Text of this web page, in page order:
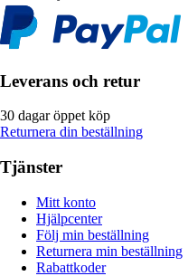
Leverans och retur
30 dagar öppet köp
Returnera din beställning
Tjänster
Mitt konto
Hjälpcenter
Följ min beställning
Returnera min beställning
Rabattkoder